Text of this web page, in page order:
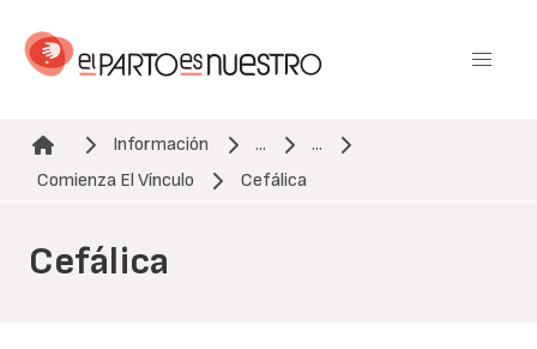
contenido
Ruta de navegación
Información ...
...
Comienza El Vínculo
Cefálica
Cefálica